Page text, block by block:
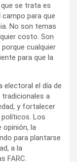
se trata es
para que
No son temas
costo. Son
cualquier
para que la
electoral el día de
a
y fortalecer
Los
opinión, la
para plantarse
a la
FARC.